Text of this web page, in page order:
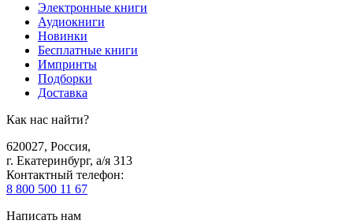
Электронные книги
Аудиокниги
Новинки
Бесплатные книги
Импринты
Подборки
Доставка
Как нас найти?
620027, Россия,
г. Екатеринбург, а/я 313
Контактный телефон:
8 800 500 11 67
Написать нам